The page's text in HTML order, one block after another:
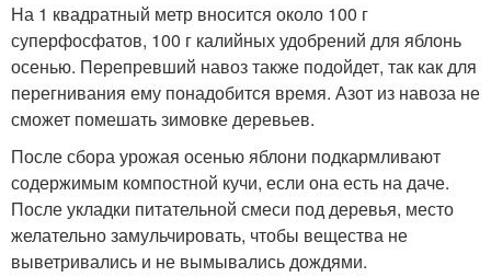
На 1 квадратный метр вносится около 100 г
суперфосфатов, 100 г калийных удобрений для яблонь
осенью. Перепревший навоз также подойдет, так как для
перегнивания ему понадобится время. Азот из навоза не
сможет помешать зимовке деревьев.
После сбора урожая осенью яблони подкармливают
содержимым компостной кучи, если она есть на даче.
После укладки питательной смеси под деревья, место
желательно замульчировать, чтобы вещества не
выветривались и не вымывались дождями.